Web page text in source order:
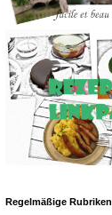
Regelmäßige Rubriken